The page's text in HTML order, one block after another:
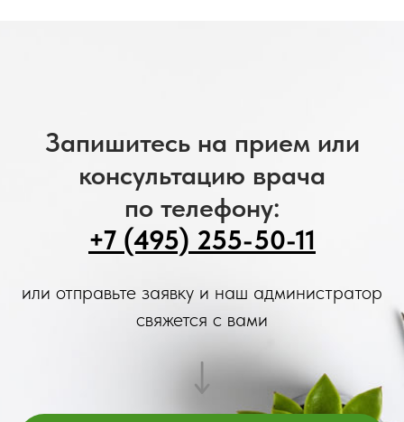
Запишитесь на прием или
консультацию врача
по телефону:
+7 (495) 255-50-11
или отправьте заявку и наш администратор
свяжется с вами